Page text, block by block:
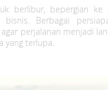
berlibur, bepergian
bisnis. Berbagai
perjalanan menjadi
yang terlupa.